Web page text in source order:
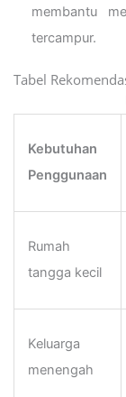
membantu
tercampur.
Tabel
Kebutuhan
Penggunaan
Rumah
tangga kecil
Keluarga
menengah